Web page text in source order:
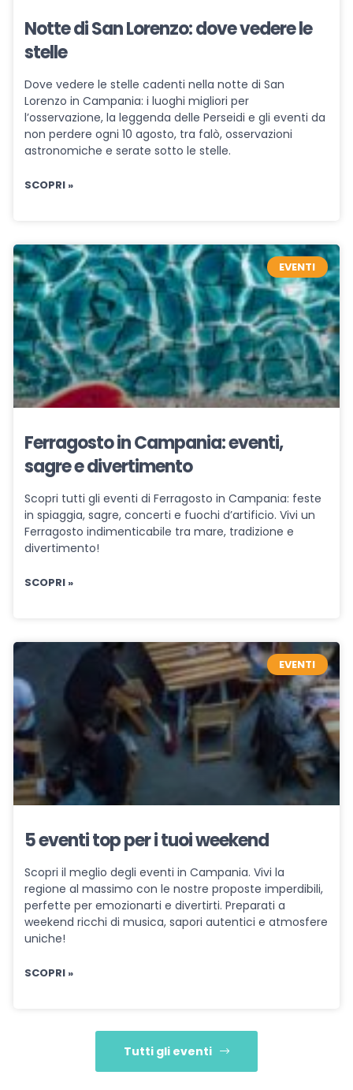
Notte di San Lorenzo: dove vedere le
stelle
Dove vedere le stelle cadenti nella notte di San
Lorenzo in Campania: i luoghi migliori per
l’osservazione, la leggenda delle Perseidi e gli eventi da
non perdere ogni 10 agosto, tra falò, osservazioni
astronomiche e serate sotto le stelle.
SCOPRI »
EVENTI
Ferragosto in Campania: eventi,
sagre e divertimento
Scopri tutti gli eventi di Ferragosto in Campania: feste
in spiaggia, sagre, concerti e fuochi d’artificio. Vivi un
Ferragosto indimenticabile tra mare, tradizione e
divertimento!
SCOPRI »
EVENTI
5 eventi top per i tuoi weekend
Scopri il meglio degli eventi in Campania. Vivi la
regione al massimo con le nostre proposte imperdibili,
perfette per emozionarti e divertirti. Preparati a
weekend ricchi di musica, sapori autentici e atmosfere
uniche!
SCOPRI »
Tutti gli eventi